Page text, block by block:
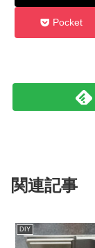
Pocket
関連記事
DIY